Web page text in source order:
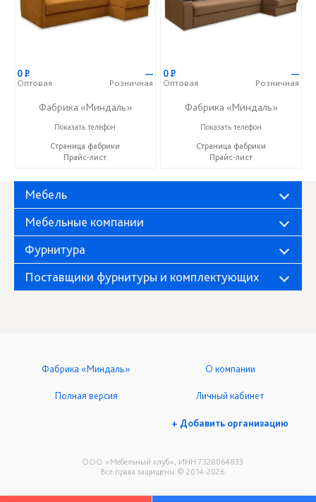
0Р
Оптовая
—
Розничная
Фабрика «Миндаль»
+7 (927) 630-62-82
Показать телефон
Страница фабрики
Прайс-лист
0Р
Оптовая
—
Розничная
Фабрика «Миндаль»
+7 (927) 630-62-82
Показать телефон
Страница фабрики
Прайс-лист
Мебель
Мебельные компании
Фурнитура
Поставщики фурнитуры и комплектующих
ООО «Мебельный клуб», ИНН 7328064833
Все права защищены © 2014-2026
Фабрика «Миндаль» О компании
Полная версия Личный кабинет
+ Добавить организацию